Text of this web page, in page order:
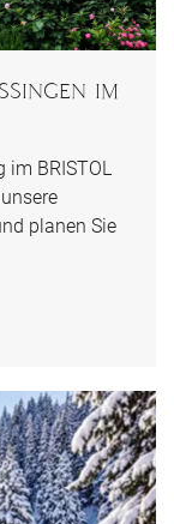
im
im BRISTOL
planen Sie